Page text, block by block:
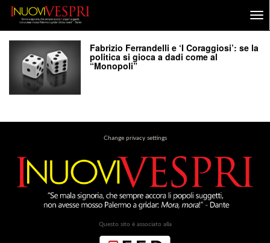
Fabrizio Ferrandelli e ‘I Coraggiosi’: se la
politica si gioca a dadi come al
“Monopoli”
Change privacy settings
Questo sito è associato alla